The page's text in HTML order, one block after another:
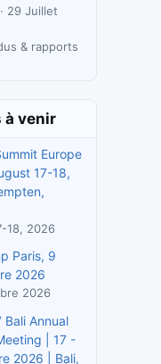
29 Juillet
& rapports
à venir
Europe
17-18,
18, 2026
Paris, 9
2026
2026
Bali Annual
| 17 -
2026 | Bali,